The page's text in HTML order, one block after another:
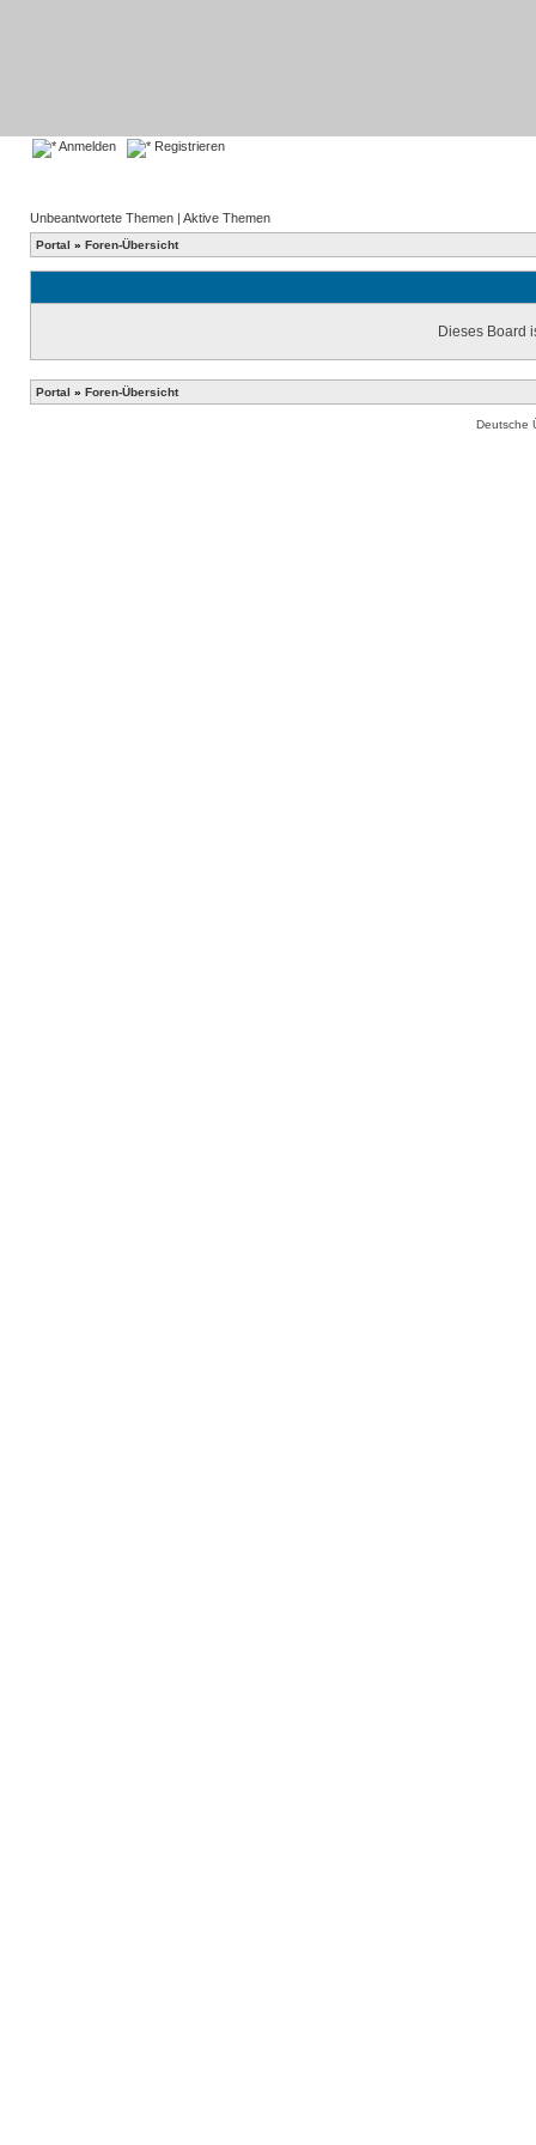
Anmelden Registrieren
Unbeantwortete Themen | Aktive Themen
Portal » Foren-Übersicht
Dieses Board
Portal » Foren-Übersicht
Deutsche